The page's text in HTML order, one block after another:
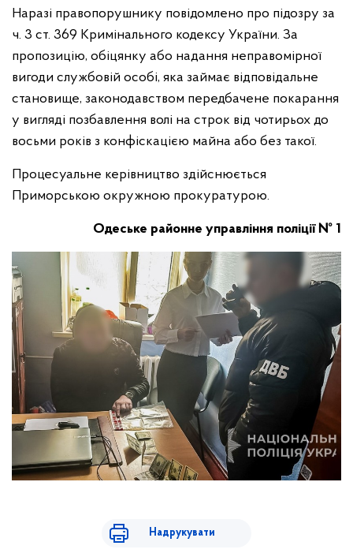
Наразі правопорушнику повідомлено про підозру за
ч. 3 ст. 369 Кримінального кодексу України. За
пропозицію, обіцянку або надання неправомірної
вигоди службовій особі, яка займає відповідальне
становище, законодавством передбачене покарання
у вигляді позбавлення волі на строк від чотирьох до
восьми років з конфіскацією майна або без такої.
Процесуальне керівництво здійснюється
Приморською окружною прокуратурою.
Одеське районне управління поліції № 1
Надрукувати